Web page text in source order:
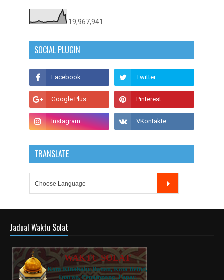
19,967,941
SOCIAL PLUGIN
TRANSLATE
Jadual Waktu Solat